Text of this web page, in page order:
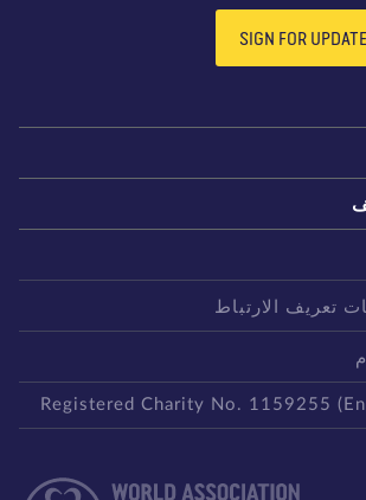
SIGN FOR
الارتباط
Registered Charity No.